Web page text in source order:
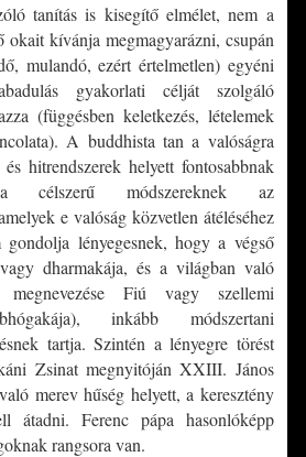
tanítás is kisegítő elmélet, nem a
okait kívánja megmagyarázni, csupán
mulandó, ezért értelmetlen) egyéni
gyakorlati célját szolgáló
(függésben keletkezés, lételemek
A buddhista tan a valóságra
hitrendszerek helyett fontosabbnak
módszereknek az
e valóság közvetlen átéléséhez
gondolja lényegesnek, hogy a végső
dharmakája, és a világban való
megnevezése Fiú vagy szellemi
inkább módszertani
tartja. Szintén a lényegre törést
Zsinat megnyitóján XXIII. János
merev hűség helyett, a keresztény
átadni. Ferenc pápa hasonlóképp
rangsora van.